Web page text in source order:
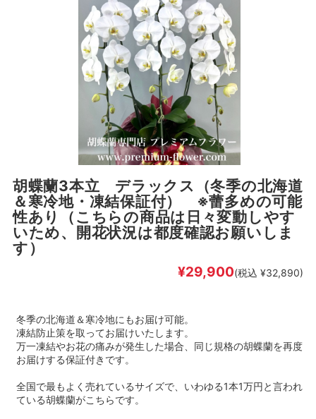
胡蝶蘭3本立 デラックス（冬季の北海道
＆寒冷地・凍結保証付） ※蕾多めの可能
性あり（こちらの商品は日々変動しやす
いため、開花状況は都度確認お願いしま
す）
¥29,900(税込 ¥32,890)
冬季の北海道＆寒冷地にもお届け可能。
凍結防止策を取ってお届けいたします。
万一凍結やお花の痛みが発生した場合、同じ規格の胡蝶蘭を再度
お届けする保証付きです。
全国で最もよく売れているサイズで、いわゆる1本1万円と言われ
ている胡蝶蘭がこちらです。